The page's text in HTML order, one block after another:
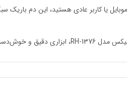
موبایل یا کاربر عادی هستید، این دم